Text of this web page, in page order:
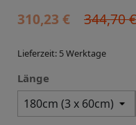
310,23 € 344,70 €
Lieferzeit: 5 Werktage
Länge